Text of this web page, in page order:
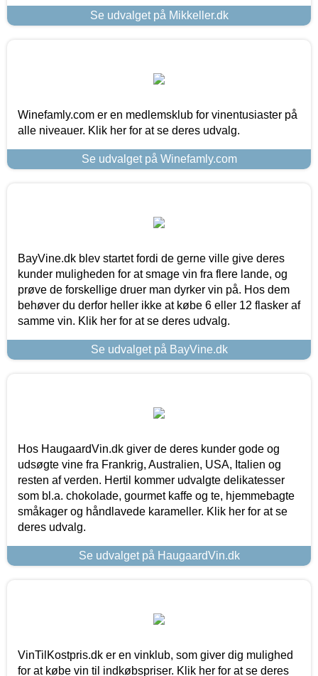
Se udvalget på Mikkeller.dk
Winefamly.com er en medlemsklub for vinentusiaster på
alle niveauer. Klik her for at se deres udvalg.
Se udvalget på Winefamly.com
BayVine.dk blev startet fordi de gerne ville give deres
kunder muligheden for at smage vin fra flere lande, og
prøve de forskellige druer man dyrker vin på. Hos dem
behøver du derfor heller ikke at købe 6 eller 12 flasker af
samme vin. Klik her for at se deres udvalg.
Se udvalget på BayVine.dk
Hos HaugaardVin.dk giver de deres kunder gode og
udsøgte vine fra Frankrig, Australien, USA, Italien og
resten af verden. Hertil kommer udvalgte delikatesser
som bl.a. chokolade, gourmet kaffe og te, hjemmebagte
småkager og håndlavede karameller. Klik her for at se
deres udvalg.
Se udvalget på HaugaardVin.dk
VinTilKostpris.dk er en vinklub, som giver dig mulighed
for at købe vin til indkøbspriser. Klik her for at se deres